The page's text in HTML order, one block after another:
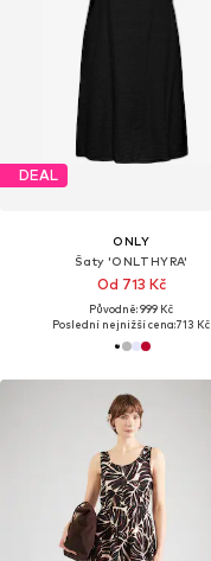
DEAL
ONLY
Šaty 'ONLTHYRA'
Od 713 Kč
Původně: 999 Kč
Poslední nejnižší cena:713 Kč